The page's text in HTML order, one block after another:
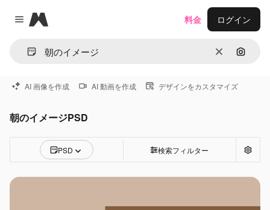
Close menu
Magnific
消去 画像で
料金 ログイン
AI 画像を作成 AI 動画を作成 デザインをカスタマイズ
朝のイメージPSD
PSD 検索フィルター